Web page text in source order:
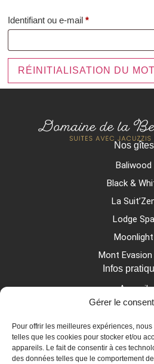
Gérer le
Pour offrir les meilleures expériences,
telles que les cookies pour stocker et/ou
appareils. Le fait de consentir à ces
des données telles que le comportement
Identifiant ou e-mail *
RÉINITIALISATION DU
Nos gîtes
Baliwood
Black &
La
Lodge Spa
Moonlight
Mont Evasion
Infos
Accueil
Mentions
Contact &
Conditions
Politique de